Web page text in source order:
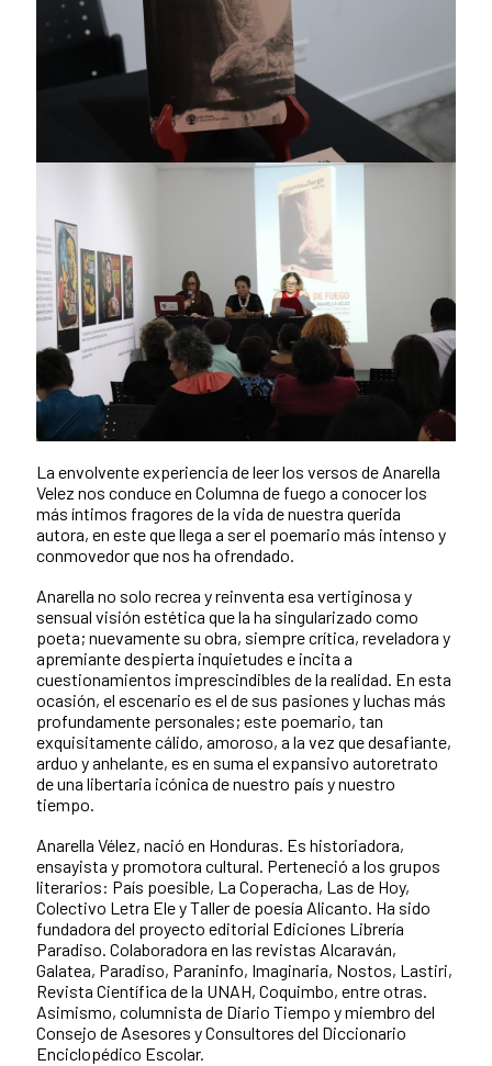
La envolvente experiencia de leer los versos de Anarella
Velez nos conduce en Columna de fuego a conocer los
más íntimos fragores de la vida de nuestra querida
autora, en este que llega a ser el poemario más intenso y
conmovedor que nos ha ofrendado.
Anarella no solo recrea y reinventa esa vertiginosa y
sensual visión estética que la ha singularizado como
poeta; nuevamente su obra, siempre crítica, reveladora y
apremiante despierta inquietudes e incita a
cuestionamientos imprescindibles de la realidad. En esta
ocasión, el escenario es el de sus pasiones y luchas más
profundamente personales; este poemario, tan
exquisitamente cálido, amoroso, a la vez que desafiante,
arduo y anhelante, es en suma el expansivo autoretrato
de una libertaria icónica de nuestro país y nuestro
tiempo.
Anarella Vélez, nació en Honduras. Es historiadora,
ensayista y promotora cultural. Perteneció a los grupos
literarios: País poesible, La Coperacha, Las de Hoy,
Colectivo Letra Ele y Taller de poesía Alicanto. Ha sido
fundadora del proyecto editorial Ediciones Librería
Paradiso. Colaboradora en las revistas Alcaraván,
Galatea, Paradiso, Paraninfo, Imaginaria, Nostos, Lastiri,
Revista Científica de la UNAH, Coquimbo, entre otras.
Asimismo, columnista de Diario Tiempo y miembro del
Consejo de Asesores y Consultores del Diccionario
Enciclopédico Escolar.